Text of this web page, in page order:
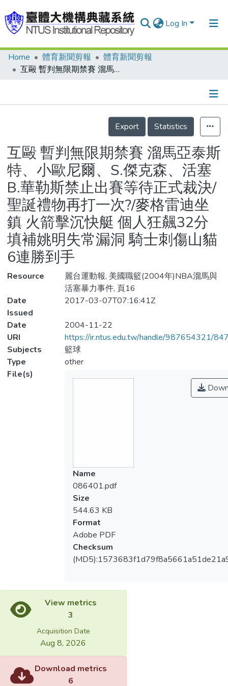
Log In
Communities & Collections
Statistics
Home 體育新聞剪報
體育新聞剪報
互毆 暫判無限期禁賽 溜馬亞泰斯特、小歐尼爾、S.傑克森、活塞B.華勒斯禁止出賽等待正式裁決/聖誕禮物再打一次?/麥格雷迪坐鎮 火箭擊沉快艇 個人狂飆32分 填補姚明失常漏洞 騎士刺傷山貓 6連勝到手
Details
Export
Statistics
互毆 暫判無限期禁賽 溜馬亞泰斯
特、小歐尼爾、S.傑克森、活塞
B.華勒斯禁止出賽等待正式裁決/
聖誕禮物再打一次?/麥格雷迪坐
鎮 火箭擊沉快艇 個人狂飆32分
填補姚明失常漏洞 騎士刺傷山貓
6連勝到手
Resource
麗台運動報, 美國職籃(2004年)NBA溜馬與
活塞暴力事件, 頁16
Date
Issued
2017-03-07T07:16:41Z
Date
2004-11-22
URI
https://ir.ntus.edu.tw/handle/987654321/
Subjects
籃球
Type
other
File(s)
Name
086401.pdf
Size
544.63 KB
Format
Adobe PDF
Checksum
View metrics
3
Acquisition Date
Aug 8, 2026
Download metrics
6